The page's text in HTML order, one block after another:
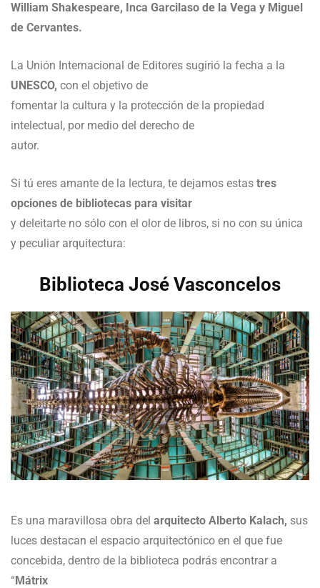
William Shakespeare, Inca Garcilaso de la Vega y Miguel
de Cervantes.
La Unión Internacional de Editores sugirió la fecha a la
UNESCO, con el objetivo de
fomentar la cultura y la protección de la propiedad
intelectual, por medio del derecho de
autor.
Si tú eres amante de la lectura, te dejamos estas tres
opciones de bibliotecas para visitar
y deleitarte no sólo con el olor de libros, si no con su única
y peculiar arquitectura:
Biblioteca José Vasconcelos
Es una maravillosa obra del arquitecto Alberto Kalach, sus
luces destacan el espacio arquitectónico en el que fue
concebida, dentro de la biblioteca podrás encontrar a
“Mátrix